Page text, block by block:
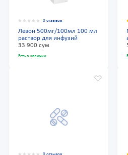
0 отзывов
Левон 500мг/100мл 100 мл
раствор для инфузий
33 900 сум
Есть в наличии